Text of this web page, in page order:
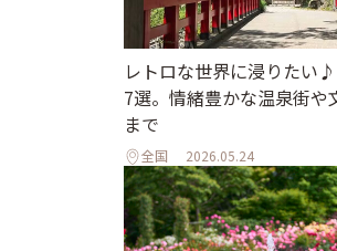
レトロな世界に浸りたい
7選。情緒豊かな温泉街
まで
全国 2026.05.24